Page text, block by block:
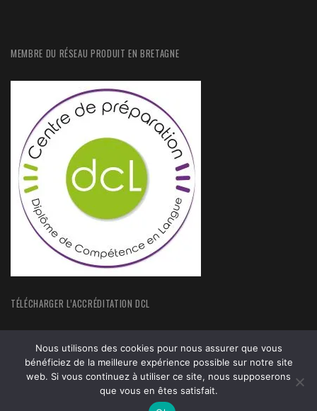
MEMBRE DU RÉSEAU PRODUIT EN BRETAGNE
TÉLÉCHARGER L’ACCRÉDITATION DCL
FORMATIONS ACTUALITÉS MENTIONS LEGALES
Nous utilisons des cookies pour nous assurer que vous
bénéficiez de la meilleure expérience possible sur notre site
web. Si vous continuez à utiliser ce site, nous supposerons
que vous en êtes satisfait.